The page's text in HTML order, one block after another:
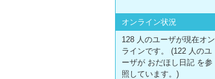
オンライン状況
128 人のユーザが現在オン
ラインです。 (122 人のユ
ーザが おだほし日記 を参
照しています。)